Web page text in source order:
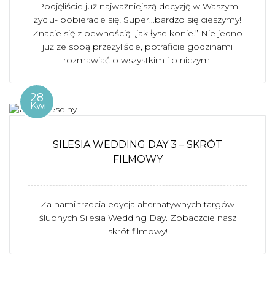
Podjęliście już najważniejszą decyzję w Waszym
życiu- pobieracie się! Super…bardzo się cieszymy!
Znacie się z pewnością „jak łyse konie.” Nie jedno
już ze sobą przeżyliście, potraficie godzinami
rozmawiać o wszystkim i o niczym.
28
Kwi
SILESIA WEDDING DAY 3 – SKRÓT
FILMOWY
Za nami trzecia edycja alternatywnych targów
ślubnych Silesia Wedding Day. Zobaczcie nasz
skrót filmowy!